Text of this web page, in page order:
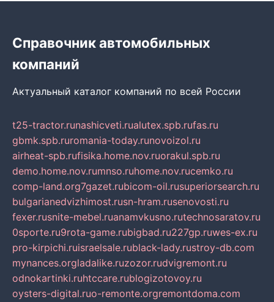
Справочник автомобильных
компаний
Актуальный каталог компаний по всей России
t25-tractor.runashicveti.rualutex.spb.rufas.ru
gbmk.spb.ruromania-today.runovoizol.ru
airheat-spb.rufisika.home.nov.ruorakul.spb.ru
demo.home.nov.rumnso.ruhome.nov.rucemko.ru
comp-land.org7gazet.rubicom-oil.rusuperiorsearch.ru
bulgarianedvizhimost.rusn-hram.rusenovosti.ru
fexer.rusnite-mebel.ruanamvkusno.rutechnosaratov.ru
0sporte.ru9rota-game.rubigbad.ru227gp.ruwes-ex.ru
pro-kirpichi.ruisraelsale.rublack-lady.rustroy-db.com
mynances.orgladalike.ruzozor.rudvigremont.ru
odnokartinki.ruhtccare.rublogizotovoy.ru
oysters-digital.ruo-remonte.orgremontdoma.com